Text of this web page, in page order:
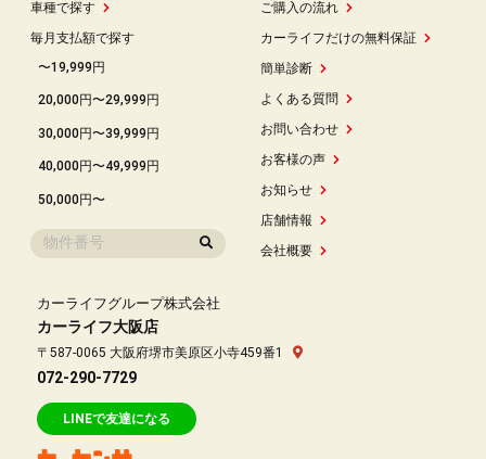
車種で探す
毎月支払額で探す
〜19,999円
20,000円〜29,999円
30,000円〜39,999円
40,000円〜49,999円
50,000円〜
ご購入の流れ
カーライフだけの無料保証
簡単診断
よくある質問
お問い合わせ
お客様の声
お知らせ
店舗情報
会社概要
カーライフグループ株式会社
カーライフ大阪店
〒587-0065 大阪府堺市美原区小寺459番1
072-290-7729
LINEで友達になる